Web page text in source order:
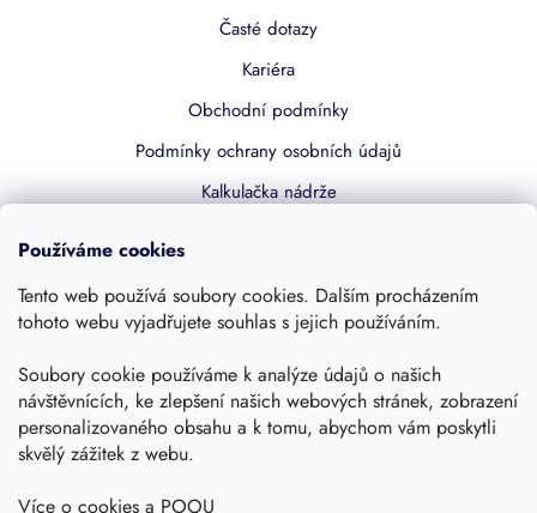
Používáme cookies
Tento web používá soubory cookies. Dalším procházením
tohoto webu vyjadřujete souhlas s jejich používáním.
Soubory cookie používáme k analýze údajů o našich
návštěvnících, ke zlepšení našich webových stránek, zobrazení
personalizovaného obsahu a k tomu, abychom vám poskytli
skvělý zážitek z webu.
Více o cookies a POOU
Časté dotazy
Kariéra
Obchodní podmínky
Podmínky ochrany osobních údajů
Kalkulačka nádrže
Kontakty
Sledujte nás